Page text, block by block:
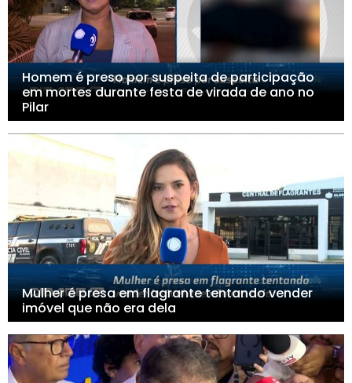
Homem é preso por suspeita de participação
em mortes durante festa de virada de ano no
Pilar
Mulher é presa em flagrante tentando vender
imóvel que não era dela